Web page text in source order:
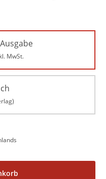
MwSt.